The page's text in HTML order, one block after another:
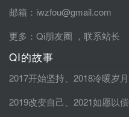
邮箱：iwzfou@gmail.com
更多： Qi朋友圈 ， 联系站长
QI的故事
2017开始坚持
2018冷暖岁月
2019改变自己
2021如愿以偿